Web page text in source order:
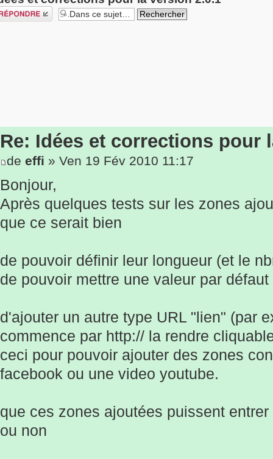
Re: Idées et corrections pour
de effi » Ven 19 Fév 2010 11:17
Bonjour,
Après quelques tests sur les zones
que ce serait bien
de pouvoir définir leur longueur (et le
de pouvoir mettre une valeur par défaut
d'ajouter un autre type URL "lien" (par
commence par http:// la rendre
ceci pour pouvoir ajouter des zones
facebook ou une video youtube.
que ces zones ajoutées puissent
ou non